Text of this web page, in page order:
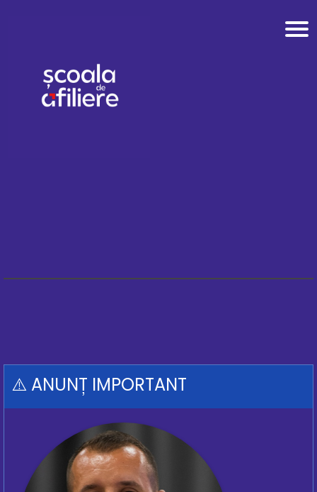
⚠️ ANUNȚ IMPORTANT